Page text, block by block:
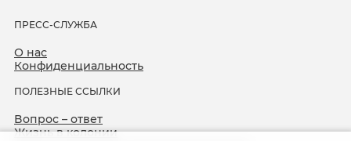
ПРЕСС-СЛУЖБА
О нас
Конфиденциальность
ПОЛЕЗНЫЕ ССЫЛКИ
Вопрос – ответ
Жизнь в колонии